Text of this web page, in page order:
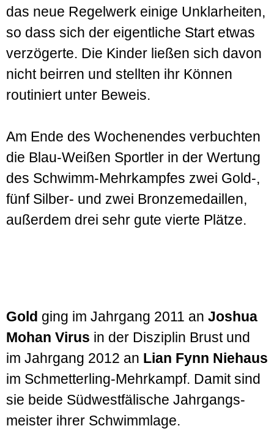
das neue Regelwerk einige Unklarheiten,
so dass sich der eigentliche Start etwas
verzögerte. Die Kinder ließen sich davon
nicht beirren und stellten ihr Können
routiniert unter Beweis.
Am Ende des Wochenendes verbuchten
die Blau-Weißen Sportler in der Wertung
des Schwimm-Mehrkampfes zwei Gold-,
fünf Silber- und zwei Bronzemedaillen,
außerdem drei sehr gute vierte Plätze.
Gold ging im Jahrgang 2011 an Joshua
Mohan Virus in der Disziplin Brust und
im Jahrgang 2012 an Lian Fynn Niehaus
im Schmetterling-Mehrkampf. Damit sind
sie beide Südwestfälische Jahrgangs­
meister ihrer Schwimmlage.